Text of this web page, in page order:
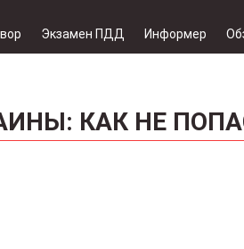
Экзамен ПДД Информер
КАК НЕ